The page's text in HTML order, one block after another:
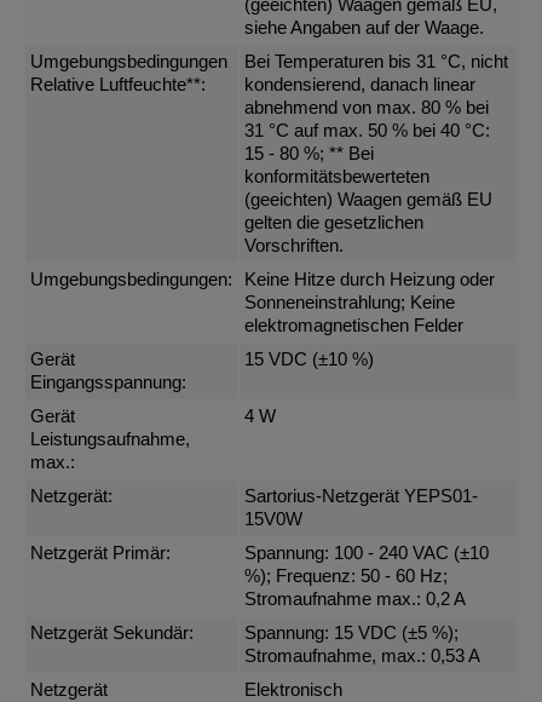
(geeichten) Waagen gemäß EU,
siehe Angaben auf der Waage.
Umgebungsbedingungen
Relative Luftfeuchte**:
Bei Temperaturen bis 31 °C, nicht
kondensierend, danach linear
abnehmend von max. 80 % bei
31 °C auf max. 50 % bei 40 °C:
15 - 80 %; ** Bei
konformitätsbewerteten
(geeichten) Waagen gemäß EU
gelten die gesetzlichen
Vorschriften.
Umgebungsbedingungen:
Keine Hitze durch Heizung oder
Sonneneinstrahlung; Keine
elektromagnetischen Felder
Gerät
Eingangsspannung:
15 VDC (±10 %)
Gerät
Leistungsaufnahme,
max.:
4 W
Netzgerät:
Sartorius-Netzgerät YEPS01-
15V0W
Netzgerät Primär:
Spannung: 100 - 240 VAC (±10
%); Frequenz: 50 - 60 Hz;
Stromaufnahme max.: 0,2 A
Netzgerät Sekundär:
Spannung: 15 VDC (±5 %);
Stromaufnahme, max.: 0,53 A
Netzgerät
Elektronisch